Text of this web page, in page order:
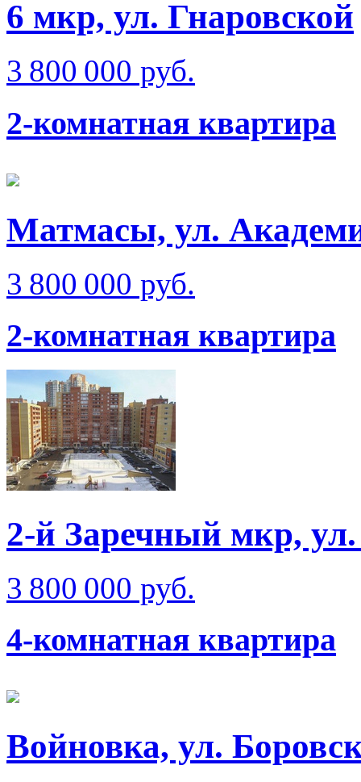
6 мкр, ул. Гнаровской
3 800 000 руб.
2-комнатная квартира
Матмаcы, ул.
3 800 000 руб.
2-комнатная квартира
2-й Заречный мкр,
3 800 000 руб.
4-комнатная квартира
Войновка, ул.